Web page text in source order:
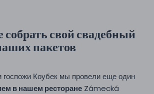
свой свадебный
пакетов
госпожи Коубек мы провели еще один
в нашем ресторане Zámecká